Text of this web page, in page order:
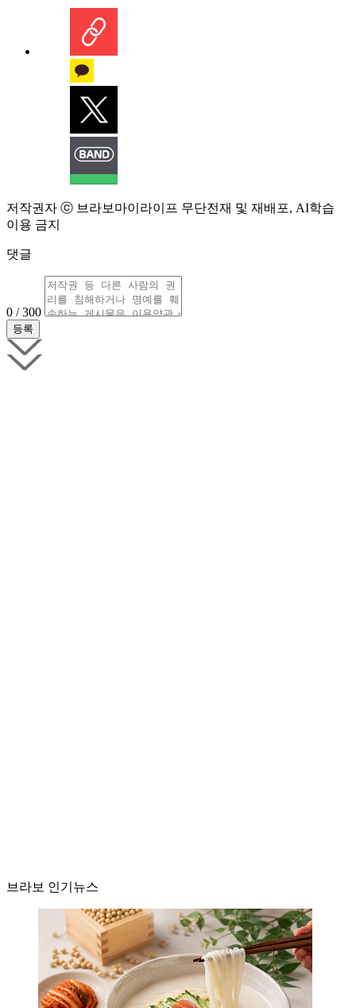
저작권자 ⓒ 브라보마이라이프 무단전재 및 재배포, AI학습
이용 금지
댓글
0 / 300
브라보 인기뉴스